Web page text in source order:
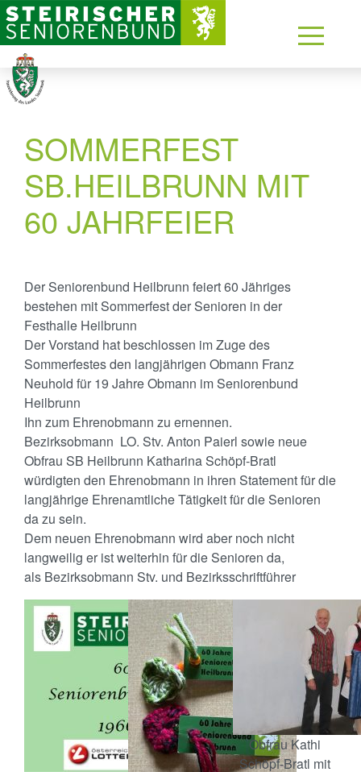
SOMMERFEST
SB.HEILBRUNN MIT
60 JAHRFEIER
Der Seniorenbund Heilbrunn feiert 60 Jähriges
bestehen mit Sommerfest der Senioren in der
Festhalle Heilbrunn
Der Vorstand hat beschlossen im Zuge des
Sommerfestes den langjährigen Obmann Franz
Neuhold für 19 Jahre Obmann im Seniorenbund
Heilbrunn
Ihn zum Ehrenobmann zu ernennen.
Bezirksobmann LO. Stv. Anton Paierl sowie neue
Obfrau SB Heilbrunn Katharina Schöpf-Bratl
würdigten den Ehrenobmann in ihren Statement für die
langjährige Ehrenamtliche Tätigkeit für die Senioren
da zu sein.
Dem neuen Ehrenobmann wird aber noch nicht
langweilig er ist weiterhin für die Senioren da,
als Bezirksobmann Stv. und Bezirksschriftführer
Obfrau Kathi
Schöpf-Bratl mit